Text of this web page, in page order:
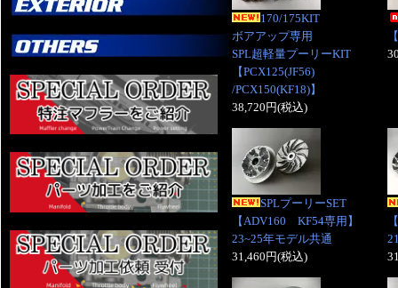
170/175KIT
ボアアップ専用
SPL超軽量プーリーKIT
【PCX125(JF56)
/PCX150(KF18)】
38,720円(税込)
SPLプーリーSET
【ADV160 KF54専用】
23~25年モデル共通
31,460円(税込)